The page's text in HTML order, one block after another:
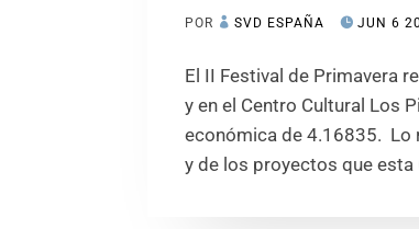
POR SVD ESPAÑA JUN 6
El II Festival de Primavera
y en el Centro Cultural Los
económica de 4.16835. Lo
y de los proyectos que esta